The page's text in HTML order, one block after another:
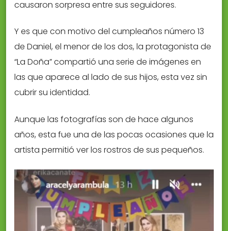
causaron sorpresa entre sus seguidores.
Y es que con motivo del cumpleaños número 13
de Daniel, el menor de los dos, la protagonista de
“La Doña” compartió una serie de imágenes en
las que aparece al lado de sus hijos, esta vez sin
cubrir su identidad.
Aunque las fotografías son de hace algunos
años, esta fue una de las pocas ocasiones que la
artista permitió ver los rostros de sus pequeños.